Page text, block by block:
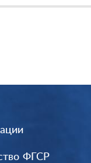
ФГСР